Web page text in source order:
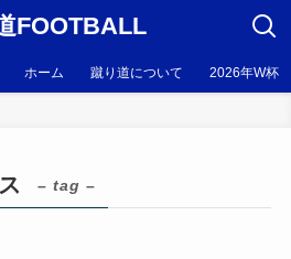
FOOTBALL
ホーム 蹴り道について 2026年W杯
– tag –